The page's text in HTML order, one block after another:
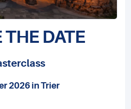
THE DATE
2026 in Trier